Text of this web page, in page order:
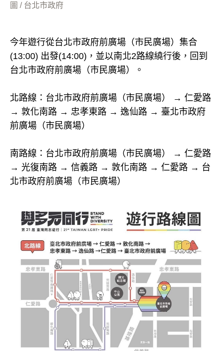
圖 / 台北市政府
今年遊行從台北市政府前廣場（市民廣場）集合
(13:00) 出發(14:00)，並以南北2路線繞行後，回到
台北市政府前廣場（市民廣場）。
北路線：台北市政府前廣場（市民廣場） → 仁愛路
→ 敦化南路 → 忠孝東路 → 逸仙路 → 臺北市政府
前廣場（市民廣場）
南路線：台北市政府前廣場（市民廣場） → 仁愛路
→ 光復南路 → 信義路 → 敦化南路 → 仁愛路 → 台
北市政府前廣場（市民廣場）